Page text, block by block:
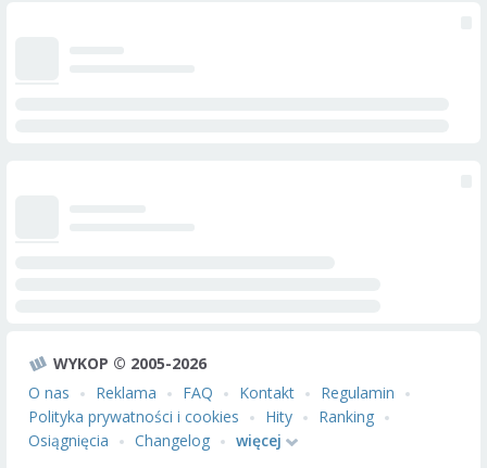
WYKOP © 2005-2026
O nas
Reklama FAQ Kontakt
Regulamin
Polityka prywatności i cookies
Hity
Ranking
Osiągnięcia
Changelog więcej